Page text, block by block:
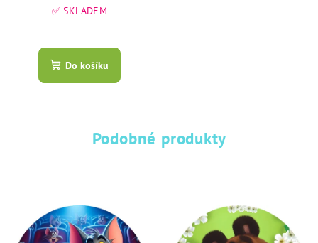
cena:
✅ SKLADEM
hodnocení
produktu
hvězdiček.
Do košíku
Podobné produkty